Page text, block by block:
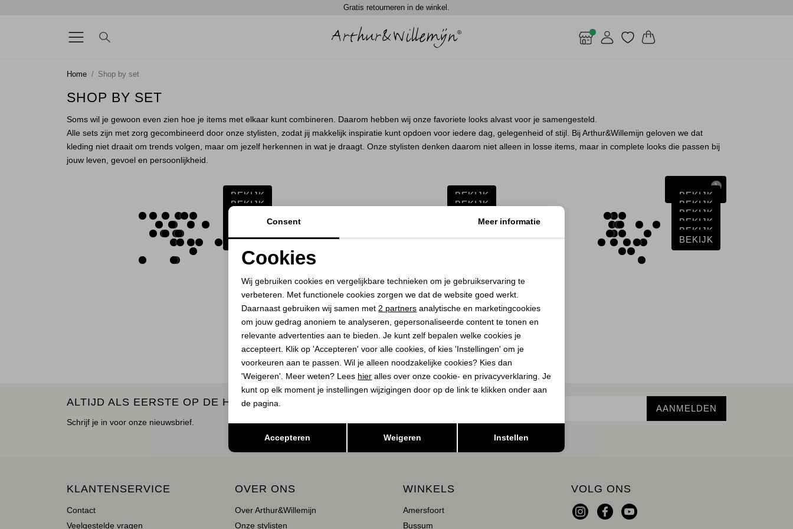
Gratis retourneren in de winkel.
Home Shop by set
SHOP BY SET
Soms wil je gewoon even zien hoe je items met elkaar kunt combineren. Daarom hebben wij onze favoriete looks alvast voor je samengesteld.
Alle sets zijn met zorg gecombineerd door onze stylisten, zodat jij makkelijk inspiratie kunt opdoen voor iedere dag, gelegenheid of stijl. Bij Arthur&Willemijn geloven we dat
kleding niet draait om trends volgen, maar om jezelf herkennen in wat je draagt. Onze stylisten denken daarom niet alleen in losse items, maar in complete looks die passen bij
jouw leven, gevoel en persoonlijkheid.
1
BEKIJK BEKIJK
BEKIJK
BEKIJK
BEKIJK
BEKIJK
BEKIJK
BEKIJK
BEKIJK
BEKIJK
BEKIJK
BEKIJK BEKIJK
Filter
1
ALTIJD ALS EERSTE OP DE HOOGTE ZIJN?
Schrijf je in voor onze nieuwsbrief.
AANMELDEN
KLANTENSERVICE
Contact
Veelgestelde vragen
OVER ONS
Over Arthur&Willemijn
Onze stylisten
WINKELS
Amersfoort
Bussum
VOLG ONS
Analytische cookies Marketing cookies
Consent Meer informatie
Cookies
Wij gebruiken cookies en vergelijkbare technieken om je gebruikservaring te
verbeteren. Met functionele cookies zorgen we dat de website goed werkt.
Daarnaast gebruiken wij samen met 2 partners analytische en marketingcookies
om jouw gedrag anoniem te analyseren, gepersonaliseerde content te tonen en
relevante advertenties aan te bieden. Je kunt zelf bepalen welke cookies je
accepteert. Klik op 'Accepteren' voor alle cookies, of kies 'Instellingen' om je
voorkeuren aan te passen. Wil je alleen noodzakelijke cookies? Kies dan
'Weigeren'. Meer weten? Lees hier alles over onze cookie- en privacyverklaring. Je
kunt op elk moment je instellingen wijzigingen door op de link te klikken onder aan
de pagina.
Accepteren Weigeren Instellen